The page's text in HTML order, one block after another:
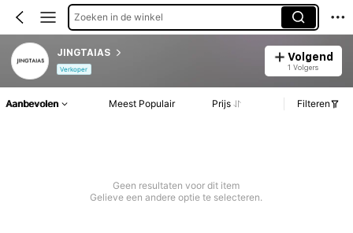
Zoeken in de winkel
JINGTAIAS
Verkoper
Volgend
1 Volgers
Aanbevolen Meest Populair Prijs Filteren
Geen resultaten voor dit item
Gelieve een andere optie te selecteren.